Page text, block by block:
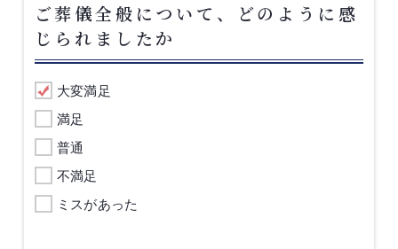
ご葬儀全般について、どのように感
じられましたか
大変満足
満足
普通
不満足
ミスがあった